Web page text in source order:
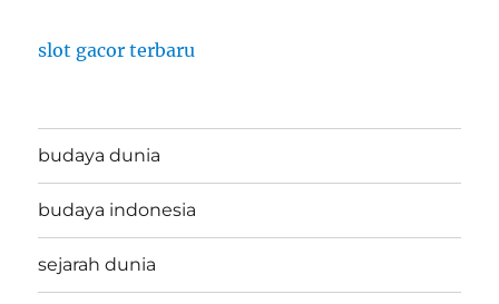
slot gacor terbaru
budaya dunia
budaya indonesia
sejarah dunia